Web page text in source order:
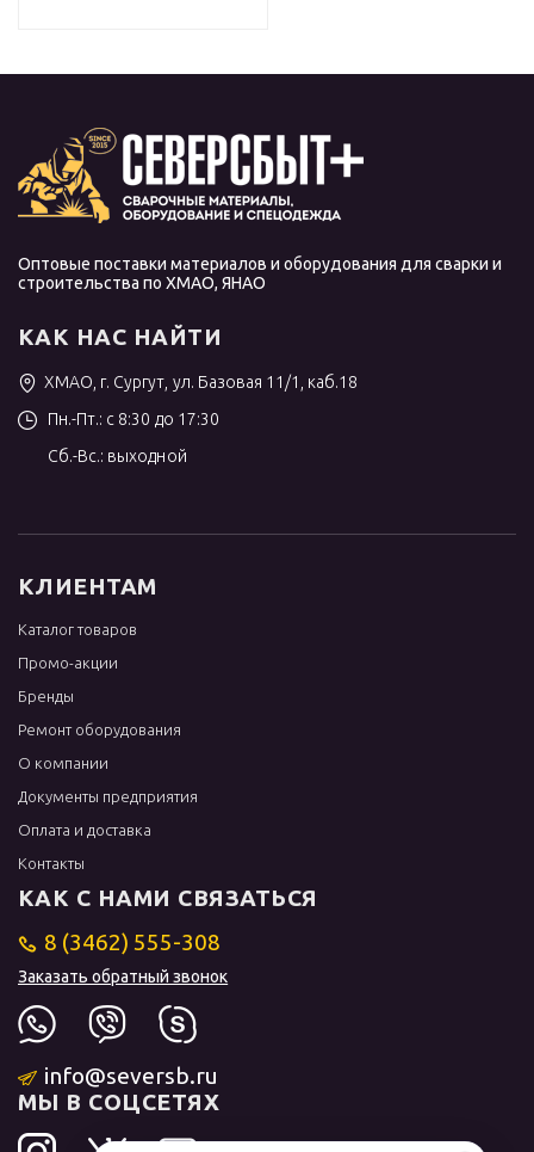
Оптовые поставки материалов и оборудования для сварки и
строительства по ХМАО, ЯНАО
КАК НАС НАЙТИ
ХМАО, г. Сургут, ул. Базовая 11/1, каб.18
Пн.-Пт.: с 8:30 до 17:30
Сб.-Вс.: выходной
КЛИЕНТАМ
Каталог товаров
Промо-акции
Бренды
Ремонт оборудования
О компании
Документы предприятия
Оплата и доставка
Контакты
КАК С НАМИ СВЯЗАТЬСЯ
8 (3462) 555-308
Заказать обратный звонок
info@seversb.ru
МЫ В СОЦСЕТЯХ